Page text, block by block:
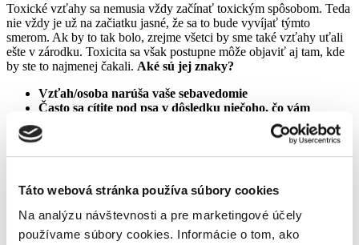
Táto webová stránka používa súbory cookies
Na analýzu návštevnosti a pre marketingové účely
používame súbory cookies. Informácie o tom, ako
Toxické vzťahy sa nemusia vždy začínať toxickým spôsobom. Teda
nie vždy je už na začiatku jasné, že sa to bude vyvíjať týmto
smerom. Ak by to tak bolo, zrejme všetci by sme také vzťahy uťali
ešte v zárodku. Toxicita sa však postupne môže objaviť aj tam, kde
by ste to najmenej čakali. Aké sú jej znaky?
Vzťah/osoba narúša vaše sebavedomie
Často sa cítite pod psa v dôsledku niečoho, čo vám
Vo vzťahu je prítomná náladovosť